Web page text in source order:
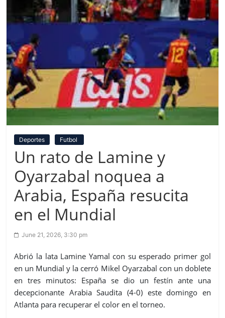
Deportes Futbol
Un rato de Lamine y
Oyarzabal noquea a
Arabia, España resucita
en el Mundial
June 21, 2026, 3:30 pm
Abrió la lata Lamine Yamal con su esperado primer gol
en un Mundial y la cerró Mikel Oyarzabal con un doblete
en tres minutos: España se dio un festín ante una
decepcionante Arabia Saudita (4-0) este domingo en
Atlanta para recuperar el color en el torneo.